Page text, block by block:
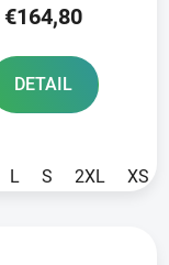
€164,80
DETAIL
L S 2XL XS